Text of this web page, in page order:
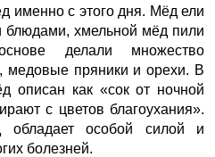
именно с этого дня. Мёд ели
хмельной мёд пили
делали множество
медовые пряники и орехи. В
описан как «сок от ночной
с цветов благоухания».
особой силой и
болезней.